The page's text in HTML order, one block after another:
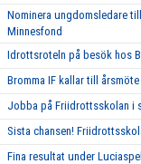
Nominera ungdomsledare
Minnesfond
Idrottsroteln på besök hos
Bromma IF kallar till årsmöte
Jobba på Friidrottsskolan i
Sista chansen!
Fina resultat under